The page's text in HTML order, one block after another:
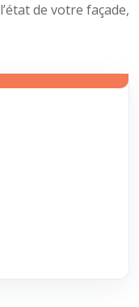
de votre façade,